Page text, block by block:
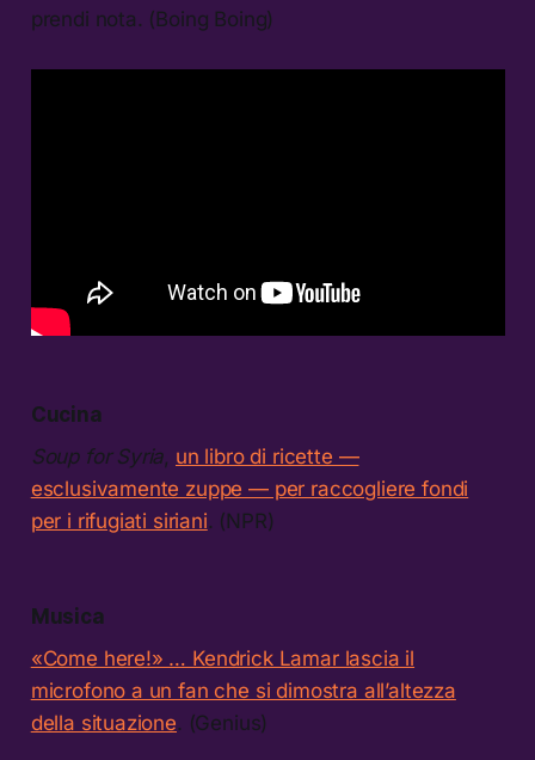
prendi nota. (Boing Boing)
Cucina
Soup for Syria un libro di ricette —
esclusivamente zuppe — per raccogliere fondi
per i rifugiati siriani. (NPR)
Musica
«Come here!» … Kendrick Lamar lascia il
microfono a un fan che si dimostra all’altezza
della situazione. (Genius)